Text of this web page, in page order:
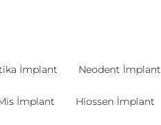
İmplant Neodent İmplant
İmplant Hiossen İmplant